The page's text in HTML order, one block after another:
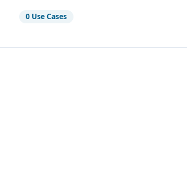
0 Use Cases